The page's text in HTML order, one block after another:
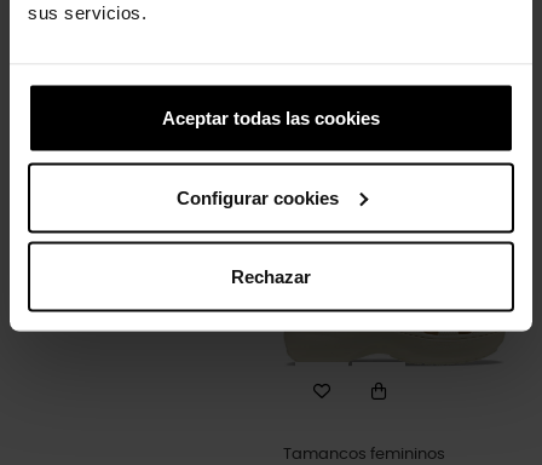
sus servicios.
Aceptar todas las cookies
Configurar cookies
Rechazar
Tamancos unissex Mega
94,99 € 75,99 €
Pacote 5 HKF Halloween
-20%
Tamancos femininos